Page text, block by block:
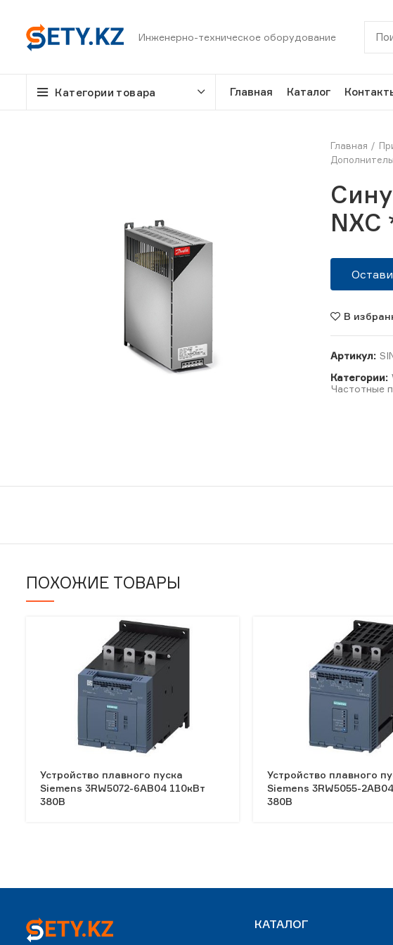
Инженерно-техническое оборудование
Категории товара Главная Каталог
Главная
В
Артикул:
Категории:
Частотные
ПОХОЖИЕ ТОВАРЫ
Устройство плавного пуска
Siemens 3RW5072-6AB04 110кВт
380В
Устройство плавного
Siemens 3RW5055-
380В
КАТАЛОГ